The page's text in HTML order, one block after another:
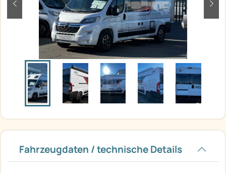
zurück
Fahrzeugdaten / technische Details